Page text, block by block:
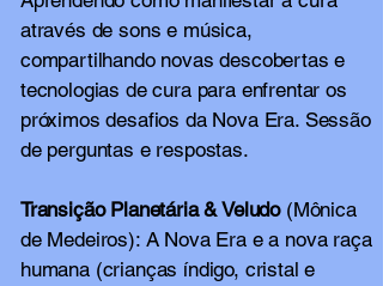
através de sons e música,
compartilhando novas descobertas e
tecnologias de cura para enfrentar os
próximos desafios da Nova Era. Sessão
de perguntas e respostas.
Transição Planetária & Veludo(Mônica
de Medeiros): A Nova Era e a nova raça
humana (crianças índigo, cristal e